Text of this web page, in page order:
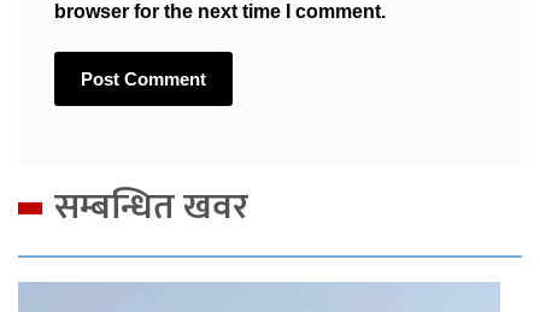
browser for the next time I comment.
सम्बन्धित खवर